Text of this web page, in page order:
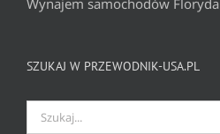
SZUKAJ W PRZEWODNIK-USA.PL
Szukaj